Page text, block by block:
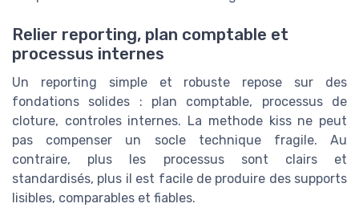
Relier reporting, plan comptable et
processus internes
Un reporting simple et robuste repose sur des
fondations solides : plan comptable, processus de
cloture, controles internes. La methode kiss ne peut
pas compenser un socle technique fragile. Au
contraire, plus les processus sont clairs et
standardisés, plus il est facile de produire des supports
lisibles, comparables et fiables.